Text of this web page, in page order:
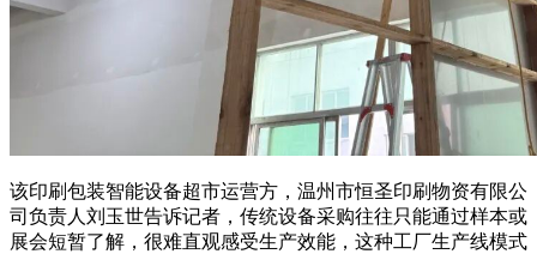
该印刷包装智能设备超市运营方，温州市恒圣印刷物资有限公
司负责人刘玉世告诉记者，传统设备采购往往只能通过样本或
展会短暂了解，很难直观感受生产效能，这种工厂生产线模式